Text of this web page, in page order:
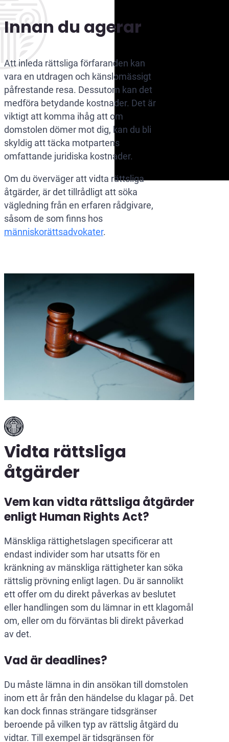
Innan du agerar
Att inleda rättsliga förfaranden kan
vara en utdragen och känslomässigt
påfrestande resa. Dessutom kan det
medföra betydande kostnader. Det är
viktigt att komma ihåg att om
domstolen dömer mot dig, kan du bli
skyldig att täcka motpartens
omfattande juridiska kostnader.
Om du överväger att vidta rättsliga
åtgärder, är det tillrådligt att söka
vägledning från en erfaren rådgivare,
såsom de som finns hos
människorättsadvokater.
Vidta rättsliga
åtgärder
Vem kan vidta rättsliga åtgärder
enligt Human Rights Act?
Mänskliga rättighetslagen specificerar att
endast individer som har utsatts för en
kränkning av mänskliga rättigheter kan söka
rättslig prövning enligt lagen. Du är sannolikt
ett offer om du direkt påverkas av beslutet
eller handlingen som du lämnar in ett klagomål
om, eller om du förväntas bli direkt påverkad
av det.
Vad är deadlines?
Du måste lämna in din ansökan till domstolen
inom ett år från den händelse du klagar på. Det
kan dock finnas strängare tidsgränser
beroende på vilken typ av rättslig åtgärd du
vidtar. Till exempel är tidsgränsen för